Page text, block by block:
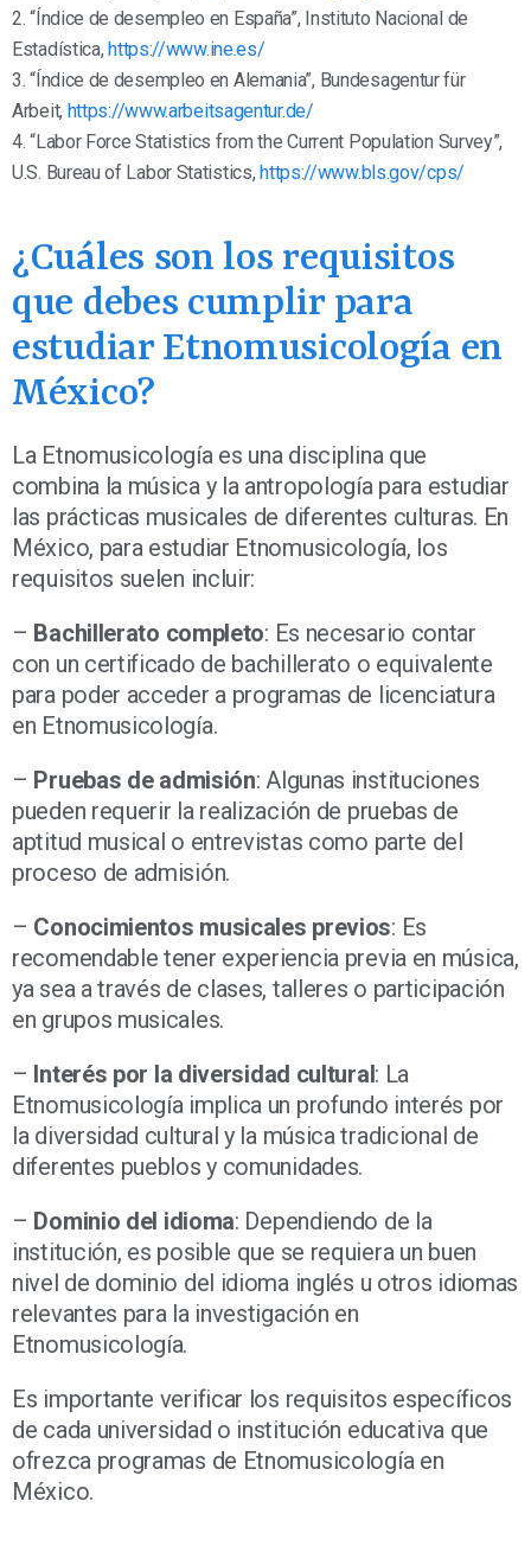
2. “Índice de desempleo en España”, Instituto Nacional de
Estadística,https://www.ine.es/
3. “Índice de desempleo en Alemania”, Bundesagentur für
Arbeit, https://www.arbeitsagentur.de/
4. “Labor Force Statistics from the Current Population Survey”,
U.S. Bureau of Labor Statistics,https://www.bls.gov/cps/
¿Cuáles son los requisitos
que debes cumplir para
estudiar Etnomusicología en
México?
La Etnomusicología es una disciplina que
combina la música y la antropología para estudiar
las prácticas musicales de diferentes culturas. En
México, para estudiar Etnomusicología, los
requisitos suelen incluir:
– Bachillerato completo: Es necesario contar
con un certificado de bachillerato o equivalente
para poder acceder a programas de licenciatura
en Etnomusicología.
– Pruebas de admisión: Algunas instituciones
pueden requerir la realización de pruebas de
aptitud musical o entrevistas como parte del
proceso de admisión.
– Conocimientos musicales previos: Es
recomendable tener experiencia previa en música,
ya sea a través de clases, talleres o participación
en grupos musicales.
– Interés por la diversidad cultural: La
Etnomusicología implica un profundo interés por
la diversidad cultural y la música tradicional de
diferentes pueblos y comunidades.
– Dominio del idioma: Dependiendo de la
institución, es posible que se requiera un buen
nivel de dominio del idioma inglés u otros idiomas
relevantes para la investigación en
Etnomusicología.
Es importante verificar los requisitos específicos
de cada universidad o institución educativa que
ofrezca programas de Etnomusicología en
México.